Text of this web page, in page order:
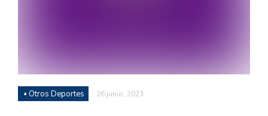
▪ Otros Deportes 26 junio, 2023